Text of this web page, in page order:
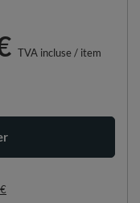
TVA incluse/ item